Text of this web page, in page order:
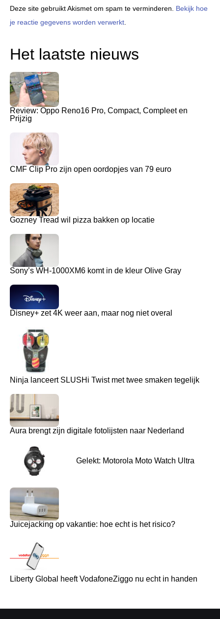
Deze site gebruikt Akismet om spam te verminderen. Bekijk hoe
je reactie gegevens worden verwerkt
Het laatste nieuws
Review: Oppo Reno16 Pro, Compact, Compleet en
Prijzig
CMF Clip Pro zijn open oordopjes van 79 euro
Gozney Tread wil pizza bakken op locatie
Sony’s WH-1000XM6 komt in de kleur Olive Gray
Disney+ zet 4K weer aan, maar nog niet overal
Ninja lanceert SLUSHi Twist met twee smaken tegelijk
Aura brengt zijn digitale fotolijsten naar Nederland
Gelekt: Motorola Moto Watch Ultra
Juicejacking op vakantie: hoe echt is het risico?
Liberty Global heeft VodafoneZiggo nu echt in handen